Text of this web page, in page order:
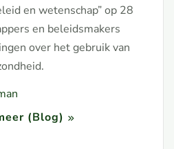
en wetenschap” op 28
en beleidsmakers
over het gebruik van
(Blog)